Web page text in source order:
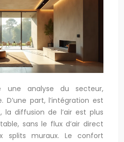
une analyse du secteur,
D’une part, l’intégration est
la diffusion de l’air est plus
sans le flux d’air direct
splits muraux. Le confort